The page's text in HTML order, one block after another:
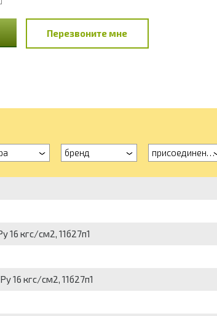
Перезвоните мне
бренд присоединение
кгс/см2, 11б27п1
16 кгс/см2, 11б27п1